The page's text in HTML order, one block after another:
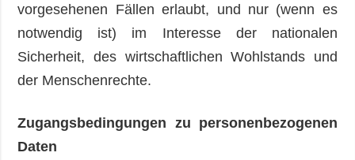
vorgesehenen Fällen erlaubt, und nur (wenn es
notwendig ist) im Interesse der nationalen
Sicherheit, des wirtschaftlichen Wohlstands und
der Menschenrechte.
Zugangsbedingungen zu personenbezogenen
Daten